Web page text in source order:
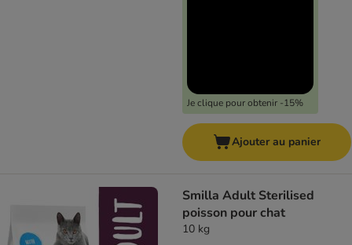
Je clique pour obtenir -15%
Ajouter au panier
Smilla Adult Sterilised
poisson pour chat
10 kg